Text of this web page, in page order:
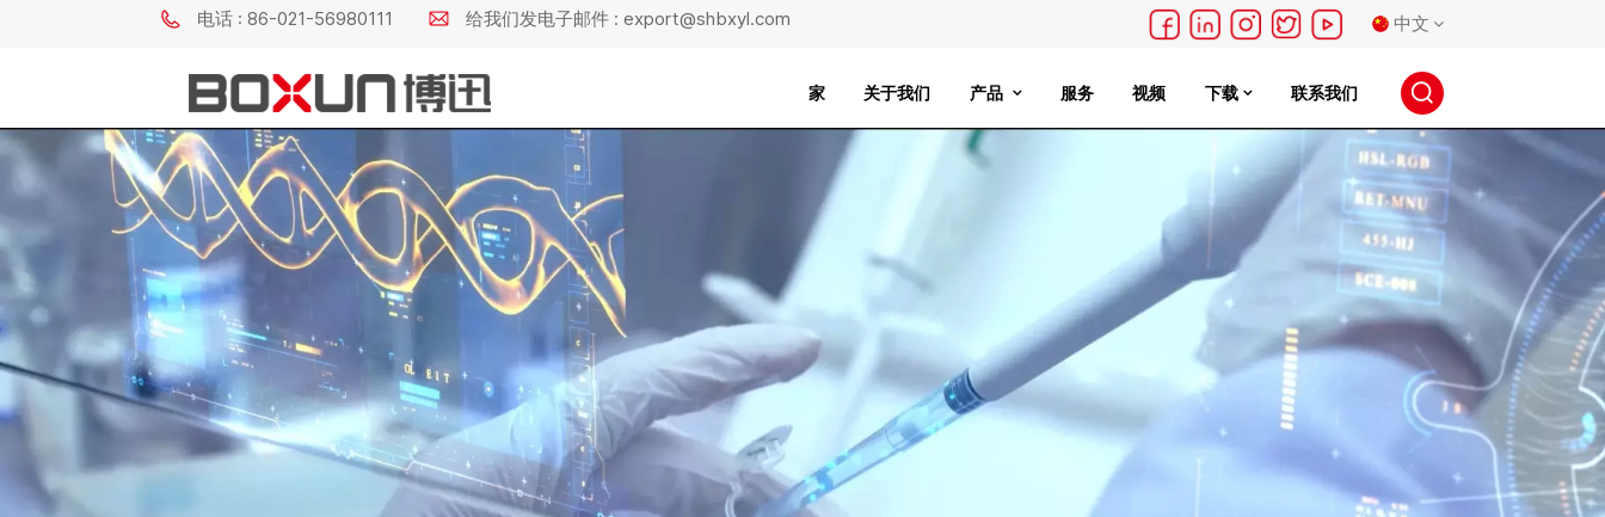
电话 : 86-021-56980111 给我们发电子邮件 : export@shbxyl.com 中文
English
français
русский
español
português
日本語
家 关于我们 产品 服务 视频 下载 联系我们